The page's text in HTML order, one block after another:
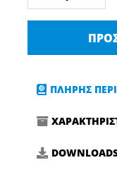
Πράσινο
ΠΛΗΡΗΣ